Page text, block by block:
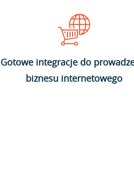
Gotowe integracje do
biznesu internetowego